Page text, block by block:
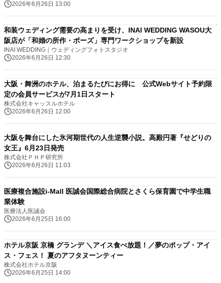
2026年6月26日 13:00
和装ウェディング需要の高まりを受け、INAI WEDDING WASOU大
阪店が「和婚の所作・ポーズ」専門ワークショップを新設
INAI WEDDING｜ウェディングフォトスタジオ
2026年6月26日 12:30
大阪・舞洲のホテル、泊まるたびにお得に 公式Webサイト予約限
定の会員サービスが7月1日スタート
株式会社キャッスルホテル
2026年6月26日 12:00
大阪を舞台にした氷河期世代の人生逆襲小説。高殿円著『せどりの
女王』6月23日発売
株式会社ＰＨＰ研究所
2026年6月26日 11:03
医療複合施設i-Mall 医誠会国際総合病院とさくら保育園で中学生職
業体験
医療法人医誠会
2026年6月25日 16:00
ホテル京阪 京橋 グランデ ＼アイス食べ放題！／夢のポップ・アイ
ス・フェス！ 夏のアフタヌーンティー
株式会社ホテル京阪
2026年6月25日 14:00